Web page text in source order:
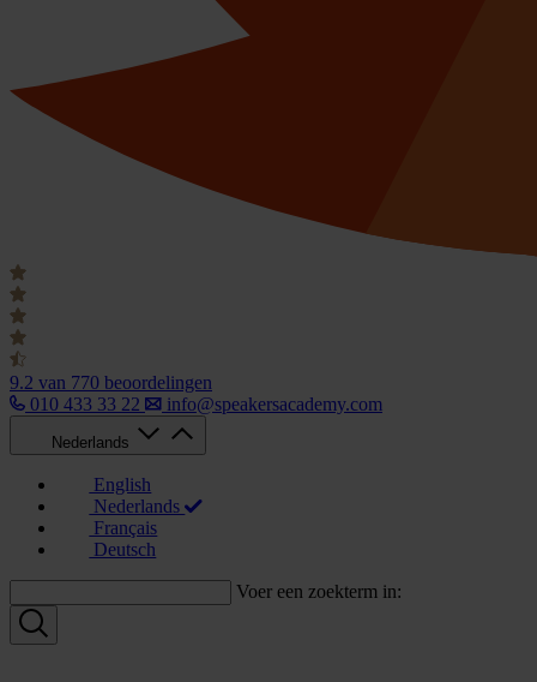
9.2 van 770 beoordelingen
010 433 33 22
info@speakersacademy.com
Nederlands
English
Nederlands
Français
Deutsch
Voer een zoekterm in: